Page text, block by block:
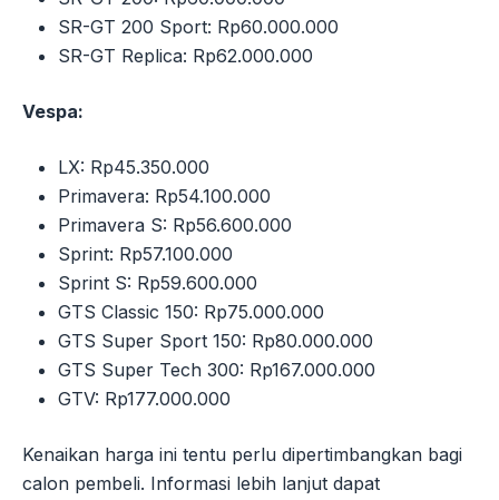
SR-GT 200 Sport: Rp60.000.000
SR-GT Replica: Rp62.000.000
Vespa:
LX: Rp45.350.000
Primavera: Rp54.100.000
Primavera S: Rp56.600.000
Sprint: Rp57.100.000
Sprint S: Rp59.600.000
GTS Classic 150: Rp75.000.000
GTS Super Sport 150: Rp80.000.000
GTS Super Tech 300: Rp167.000.000
GTV: Rp177.000.000
Kenaikan harga ini tentu perlu dipertimbangkan bagi
calon pembeli. Informasi lebih lanjut dapat